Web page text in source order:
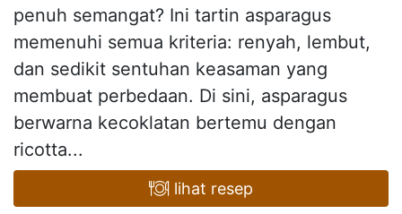
penuh semangat? Ini tartin asparagus
memenuhi semua kriteria: renyah, lembut,
dan sedikit sentuhan keasaman yang
membuat perbedaan. Di sini, asparagus
berwarna kecoklatan bertemu dengan
ricotta...
lihat resep